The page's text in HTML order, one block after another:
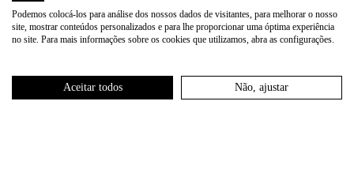
Membro de:
Podemos colocá-los para análise dos nossos dados de visitantes, para melhorar o nosso
site, mostrar conteúdos personalizados e para lhe proporcionar uma óptima experiência
no site. Para mais informações sobre os cookies que utilizamos, abra as configurações.
Aceitar todos Não, ajustar